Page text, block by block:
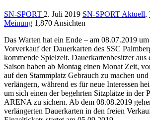
SN-SPORT 2. Juli 2019 SN-SPORT Aktuell,
Meinung 1,870 Ansichten
Das Warten hat ein Ende – am 08.07.2019
Vorverkauf der Dauerkarten des SSC
kommende Spielzeit. Dauerkartenbesitzer aus
Saison haben ab Montag einen Monat Zeit,
auf den Stammplatz Gebrauch zu machen
verlängern, während es für neue Interessen
um sich einen der begehrten Sitzplätze in der
ARENA zu sichern. Ab dem 08.08.2019
verlängerten Dauerkarten in den freien